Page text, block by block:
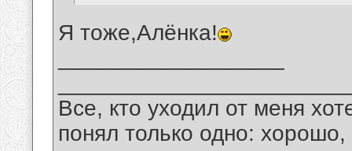
Я тоже,Алёнка!
Все, кто уходил от меня
понял только одно: